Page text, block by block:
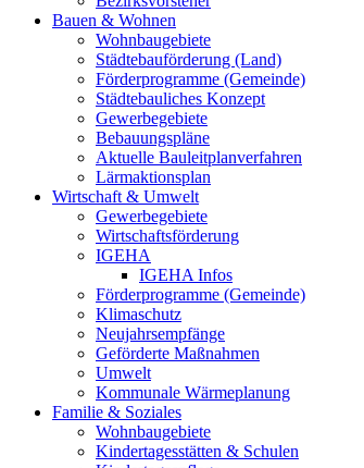
Bauen & Wohnen
Wohnbaugebiete
Städtebauförderung (Land)
Förderprogramme (Gemeinde)
Städtebauliches Konzept
Gewerbegebiete
Bebauungspläne
Aktuelle Bauleitplanverfahren
Lärmaktionsplan
Wirtschaft & Umwelt
Gewerbegebiete
Wirtschaftsförderung
IGEHA
IGEHA Infos
Förderprogramme (Gemeinde)
Klimaschutz
Neujahrsempfänge
Geförderte Maßnahmen
Umwelt
Kommunale Wärmeplanung
Familie & Soziales
Wohnbaugebiete
Kindertagesstätten & Schulen